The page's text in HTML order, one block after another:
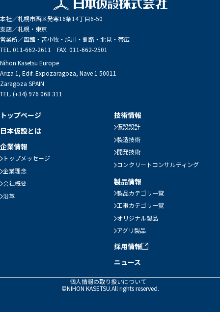
本社／札幌市西区発寒16条14丁目6-50
支店／札幌・東京
営業所／函館・苫小牧・旭川・釧路・北見・帯広
TEL. 011-662-2611 FAX. 011-662-2501
Nihon Kasetsu Europe
Ariza 1, Edif. Expozaragoza, Nave 1 50011
Zaragoza SPAIN
TEL. (+34) 976 068 311
トップページ
日本仮設とは
企業情報
トップメッセージ
企業理念
会社概要
沿革
技術情報
仮設設計
製造技術
開発技術
コンクリートコンサルティング
製品情報
製品カテゴリ一覧
工事カテゴリ一覧
オリジナル製品
アグリ製品
採用情報
ニュース
個人情報の取り扱いについて
©NIHON KASETSU.All rights reserved.